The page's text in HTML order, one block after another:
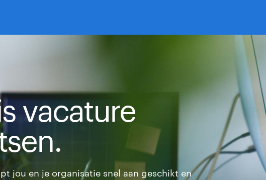
vacature
jou en je organisatie snel aan geschikt en